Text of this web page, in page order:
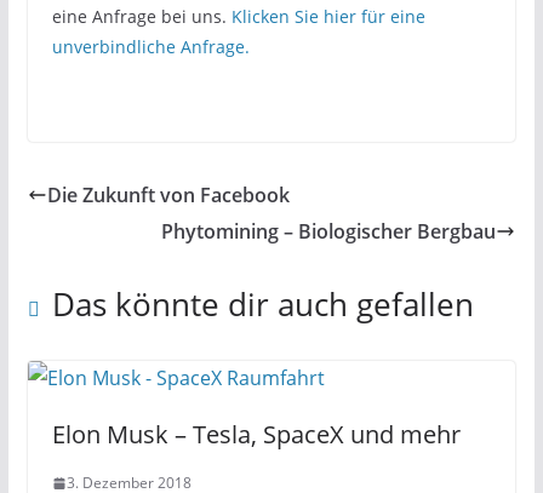
eine Anfrage bei uns. Klicken Sie hier für eine
unverbindliche Anfrage.
Die Zukunft von Facebook
Phytomining – Biologischer Bergbau
Das könnte dir auch gefallen
Elon Musk – Tesla, SpaceX und mehr
3. Dezember 2018